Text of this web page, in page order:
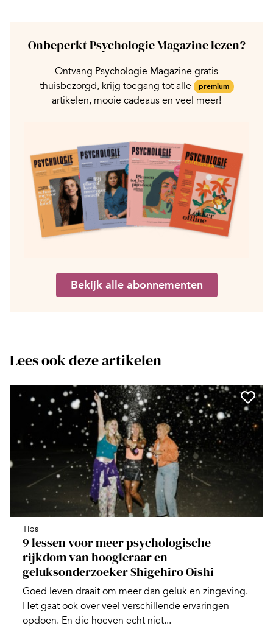
Onbeperkt Psychologie Magazine lezen?
Ontvang Psychologie Magazine gratis
thuisbezorgd, krijg toegang tot alle
premium
artikelen, mooie cadeaus en veel meer!
Bekijk alle abonnementen
Lees ook deze artikelen
Tips
9 lessen voor meer psychologische
rijkdom van hoogleraar en
geluksonderzoeker Shigehiro Oishi
Goed leven draait om meer dan geluk en zingeving.
Het gaat ook over veel verschillende ervaringen
opdoen. En die hoeven echt niet...